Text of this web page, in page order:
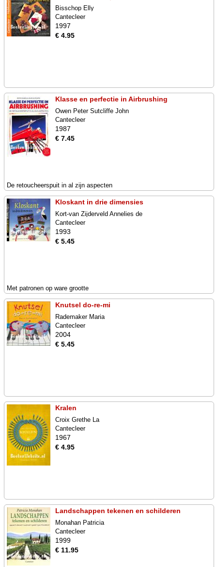
Bisschop Elly
Cantecleer
1997
€ 4.95
Klasse en perfectie in Airbrushing
Owen Peter Sutcliffe John
Cantecleer
1987
€ 7.45
De retoucheerspuit in al zijn aspecten
Kloskant in drie dimensies
Kort-van Zijderveld Annelies de
Cantecleer
1993
€ 5.45
Met patronen op ware grootte
Knutsel do-re-mi
Rademaker Maria
Cantecleer
2004
€ 5.45
Kralen
Croix Grethe La
Cantecleer
1967
€ 4.95
Landschappen tekenen en schilderen
Monahan Patricia
Cantecleer
1999
€ 11.95